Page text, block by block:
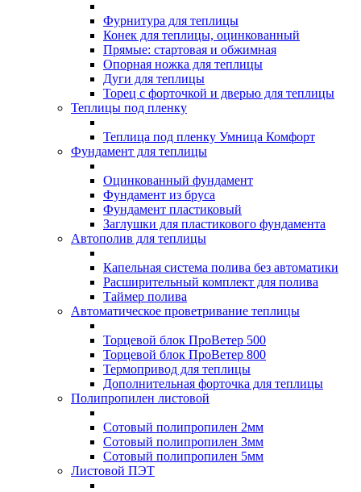
Фурнитура для теплицы
Конек для теплицы, оцинкованный
Прямые: стартовая и обжимная
Опорная ножка для теплицы
Дуги для теплицы
Торец с форточкой и дверью для теплицы
Теплицы под пленку
Теплица под пленку Умница Комфорт
Фундамент для теплицы
Оцинкованный фундамент
Фундамент из бруса
Фундамент пластиковый
Заглушки для пластикового фундамента
Автополив для теплицы
Капельная система полива без автоматики
Расширительный комплект для полива
Таймер полива
Автоматическое проветривание теплицы
Торцевой блок ПроВетер 500
Торцевой блок ПроВетер 800
Термопривод для теплицы
Дополнительная форточка для теплицы
Полипропилен листовой
Сотовый полипропилен 2мм
Сотовый полипропилен 3мм
Сотовый полипропилен 5мм
Листовой ПЭТ